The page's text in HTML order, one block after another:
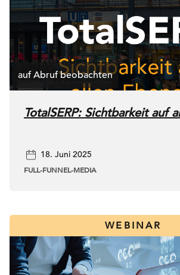
TotalSERP: Sichtbarkeit auf
18. Juni 2025
FULL-FUNNEL-MEDIA
WEBINAR